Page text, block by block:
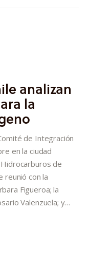
analizan
la
de Integración
en la ciudad
de
reunió con la
Figueroa; la
Valenzuela; y…